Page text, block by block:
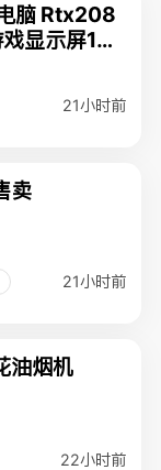
脑 Rtx208
显示屏144
21小时前
卖
21小时前
油烟机
22小时前